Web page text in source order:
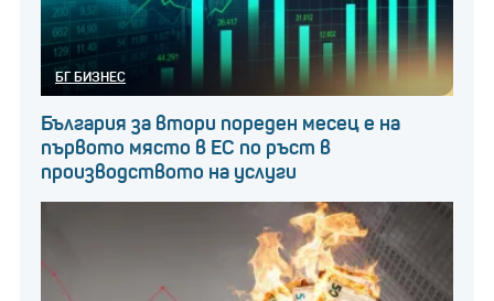
БГ БИЗНЕС
България за втори пореден месец е на
първото място в ЕС по ръст в
производството на услуги